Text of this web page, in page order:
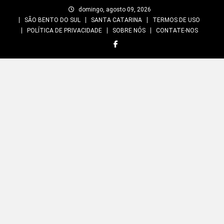
domingo, agosto 09, 2026
SÃO BENTO DO SUL
SANTA CATARINA
TERMOS DE USO
POLÍTICA DE PRIVACIDADE
SOBRE NÓS CONTATE-NOS